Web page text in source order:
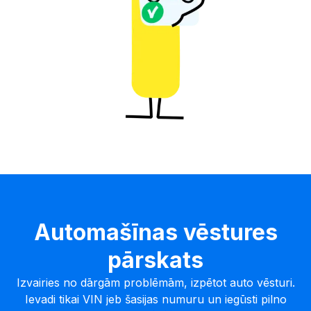
Automašīnas vēstures
pārskats
Izvairies no dārgām problēmām, izpētot auto vēsturi.
Ievadi tikai VIN jeb šasijas numuru un iegūsti pilno